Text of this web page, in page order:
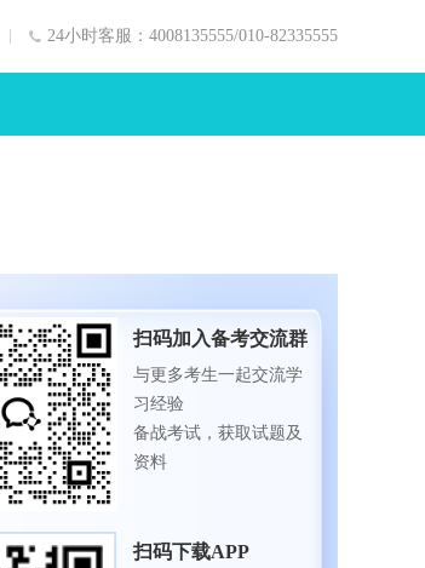
24小时客服：4008135555/010-82335555
扫码加入备考交流群
与更多考生一起交流学
习经验
备战考试，获取试题及
资料
扫码下载APP